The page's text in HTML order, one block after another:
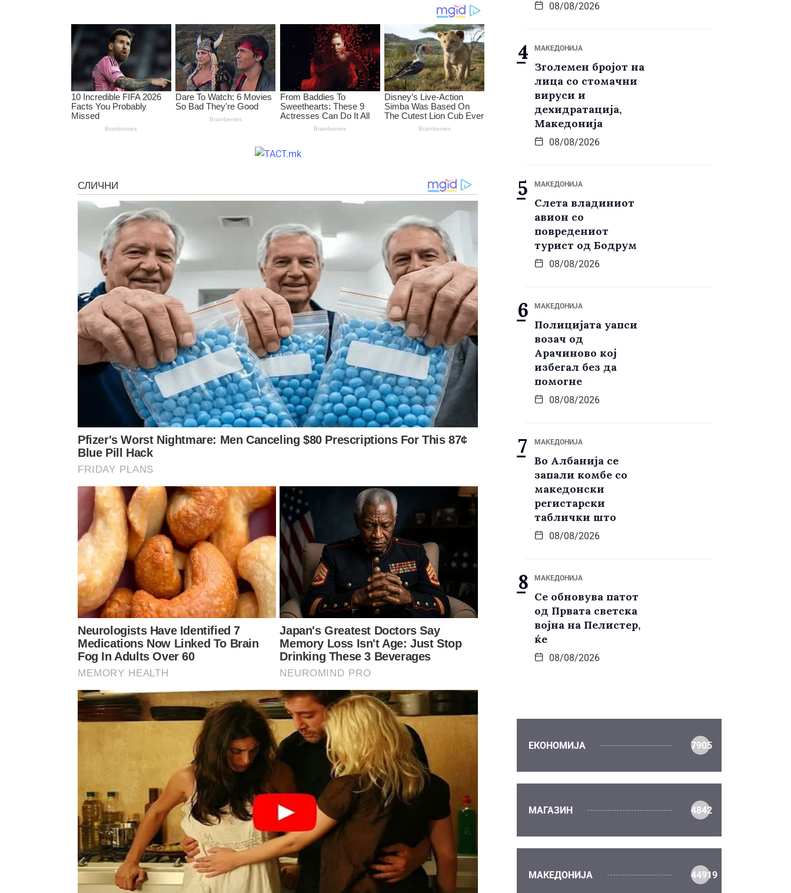
08/08/2026
МАКЕДОНИЈА
Зголемен бројот на
лица со стомачни
вируси и
дехидратација,
Македонија
08/08/2026
МАКЕДОНИЈА
Слета владиниот
авион со
повредениот
турист од Бодрум
08/08/2026
МАКЕДОНИЈА
Полицијата уапси
возач од
Арачиново кој
избегал без да
помогне
08/08/2026
МАКЕДОНИЈА
Во Албанија се
запали комбе со
македонски
регистарски
таблички што
08/08/2026
МАКЕДОНИЈА
Се обновува патот
од Првата светска
војна на Пелистер,
ќе
08/08/2026
ЕКОНОМИЈА 7905
МАГАЗИН 4842
МАКЕДОНИЈА 44919